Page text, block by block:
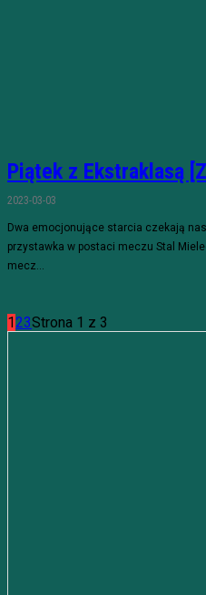
Piątek z Ekstraklasą
2023-03-03
Dwa emocjonujące starcia czekają
przystawka w postaci meczu Stal
mecz...
123Strona 1 z 3